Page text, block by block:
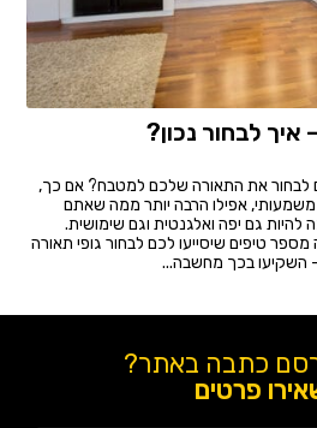
לבחור נכון?
לבחור את התאורה שלכם למטבח? אם כך,
משמעותי, אפילו הרבה יותר ממה שאתם
גם יפה ואלגנטית וגם שימושית.
טיפים שיסייעו לכם לבחור גופי תאורה
– השקיעו בכך מחשבה...
כתבה באתר?
פרטים